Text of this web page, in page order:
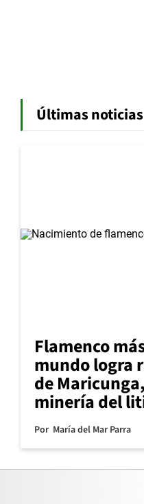
Últimas noticias
Flamenco
mundo logra
de
minería del
Por María del Mar Parra